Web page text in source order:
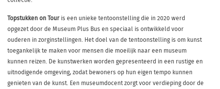
Topstukken on Tour is een unieke tentoonstelling die in 2020 werd
opgezet door de Museum Plus Bus en speciaal is ontwikkeld voor
ouderen in zorginstellingen. Het doel van de tentoonstelling is om kunst
toegankelijk te maken voor mensen die moeilijk naar een museum
kunnen reizen. De kunstwerken worden gepresenteerd in een rustige en
uitnodigende omgeving, zodat bewoners op hun eigen tempo kunnen
genieten van de kunst. Een museumdocent zorgt voor verdieping door de